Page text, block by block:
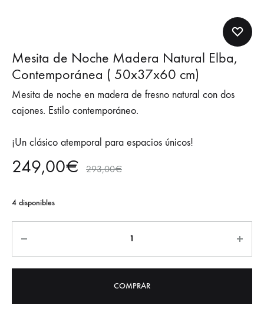
Mesita de Noche Madera Natural Elba,
Contemporánea ( 50x37x60 cm)
Mesita de noche en madera de fresno natural con dos
cajones. Estilo contemporáneo.
¡Un clásico atemporal para espacios únicos!
249,00€ 293,00€
4 disponibles
COMPRAR